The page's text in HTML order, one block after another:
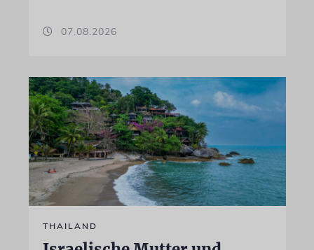
07.08.2026
THAILAND